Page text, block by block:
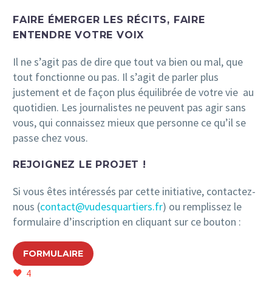
FAIRE ÉMERGER LES RÉCITS, FAIRE
ENTENDRE VOTRE VOIX
Il ne s’agit pas de dire que tout va bien ou mal, que
tout fonctionne ou pas. Il s’agit de parler plus
justement et de façon plus équilibrée de votre vie au
quotidien. Les journalistes ne peuvent pas agir sans
vous, qui connaissez mieux que personne ce qu’il se
passe chez vous.
REJOIGNEZ LE PROJET !
Si vous êtes intéressés par cette initiative, contactez-
nous (contact@vudesquartiers.fr) ou remplissez le
formulaire d’inscription en cliquant sur ce bouton :
FORMULAIRE
4